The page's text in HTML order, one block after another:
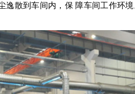
逸散到车间内，保 障车间工作环